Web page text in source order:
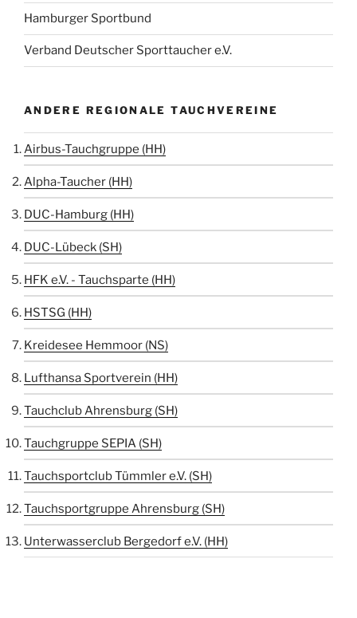
Hamburger Sportbund
Verband Deutscher Sporttaucher e.V.
ANDERE REGIONALE TAUCHVEREINE
Airbus-Tauchgruppe (HH)
Alpha-Taucher (HH)
DUC-Hamburg (HH)
DUC-Lübeck (SH)
HFK e.V. - Tauchsparte (HH)
HSTSG (HH)
Kreidesee Hemmoor (NS)
Lufthansa Sportverein (HH)
Tauchclub Ahrensburg (SH)
Tauchgruppe SEPIA (SH)
Tauchsportclub Tümmler e.V. (SH)
Tauchsportgruppe Ahrensburg (SH)
Unterwasserclub Bergedorf e.V. (HH)